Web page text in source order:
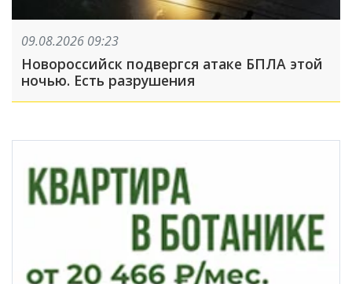
09.08.2026 09:23
Новороссийск подвергся атаке БПЛА этой
ночью. Есть разрушения